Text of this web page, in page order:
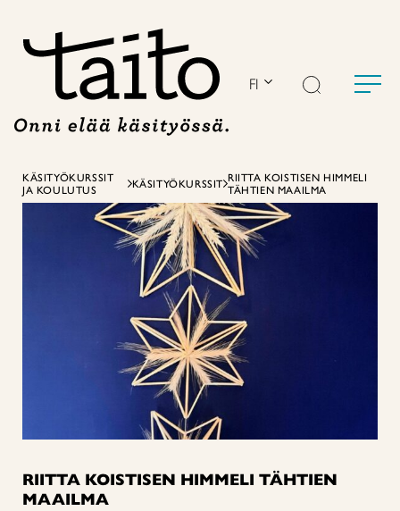
FI
KÄSITYÖKURSSIT
JA KOULUTUS
KÄSITYÖKURSSIT RIITTA KOISTISEN HIMMELI
TÄHTIEN MAAILMA
RIITTA KOISTISEN HIMMELI TÄHTIEN
MAAILMA